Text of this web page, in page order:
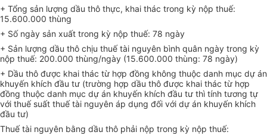
+ Tổng sản lượng dầu thô thực, khai thác trong kỳ nộp thuế:
15.600.000 thùng
+ Số ngày sản xuất trong kỳ nộp thuế: 78 ngày
+ Sản lượng dầu thô chịu thuế tài nguyên bình quân ngày trong kỳ
nộp thuế: 200.000 thùng/ngày (15.600.000 thùng: 78 ngày)
+ Dầu thô được khai thác từ hợp đồng không thuộc danh mục dự án
khuyến khích đầu tư (trường hợp dầu thô được khai thác từ hợp
đồng thuộc danh mục dự án khuyến khích đầu tư thì tính tương tự
với thuế suất thuế tài nguyên áp dụng đối với dự án khuyến khích
đầu tư)
Thuế tài nguyên bằng dầu thô phải nộp trong kỳ nộp thuế: